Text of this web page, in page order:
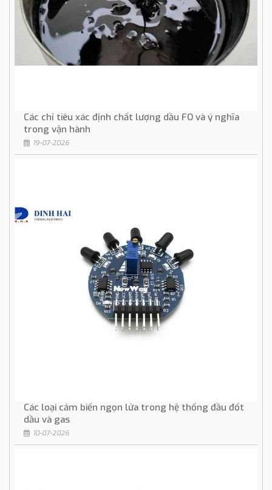
Các chỉ tiêu xác định chất lượng dầu FO và ý nghĩa
trong vận hành
19-07-2026
Các loại cảm biến ngọn lửa trong hệ thống đầu đốt
dầu và gas
10-07-2026